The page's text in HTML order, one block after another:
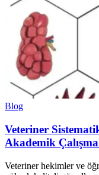
Blog
Veteriner
Akademik
Veteriner hekimler ve